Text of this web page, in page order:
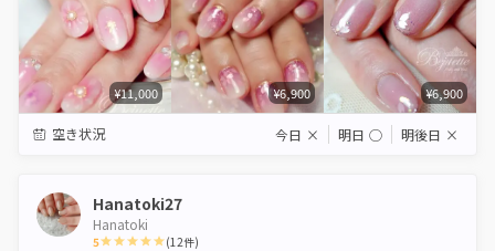
¥11,000 ¥6,900 ¥6,900
空き状況 今日 × 明日 ◯ 明後日 ×
Hanatoki27
Hanatoki
5 (12件)